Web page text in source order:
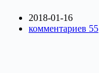
2018-01-16
комментариев 55